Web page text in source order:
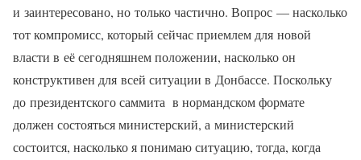
и заинтересовано, но только частично. Вопрос — насколько
тот компромисс, который сейчас приемлем для новой
власти в её сегодняшнем положении, насколько он
конструктивен для всей ситуации в Донбассе. Поскольку
до президентского саммита в нормандском формате
должен состояться министерский, а министерский
состоится, насколько я понимаю ситуацию, тогда, когда